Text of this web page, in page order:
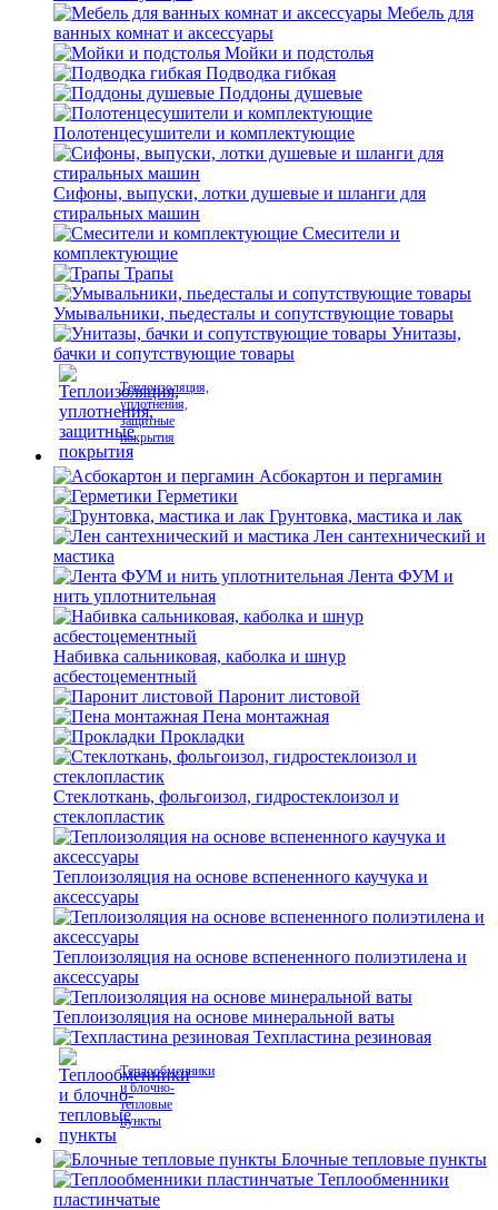
Мебель для
ванных комнат и аксессуары
Мойки и подстолья
Подводка гибкая
Поддоны душевые
Полотенцесушители и комплектующие
Сифоны, выпуски, лотки душевые и шланги для
стиральных машин
Смесители и
комплектующие
Трапы
Умывальники, пьедесталы и сопутствующие товары
Унитазы,
бачки и сопутствующие товары
Теплоизоляция,
уплотнения,
защитные
покрытия
Асбокартон и пергамин
Герметики
Грунтовка, мастика и лак
Лен сантехнический и
мастика
Лента ФУМ и
нить уплотнительная
Набивка сальниковая, каболка и шнур
асбестоцементный
Паронит листовой
Пена монтажная
Прокладки
Стеклоткань, фольгоизол, гидростеклоизол и
стеклопластик
Теплоизоляция на основе вспененного каучука и
аксессуары
Теплоизоляция на основе вспененного полиэтилена и
аксессуары
Теплоизоляция на основе минеральной ваты
Техпластина резиновая
Теплообменники
и блочно-
тепловые
пункты
Блочные тепловые пункты
Теплообменники
пластинчатые